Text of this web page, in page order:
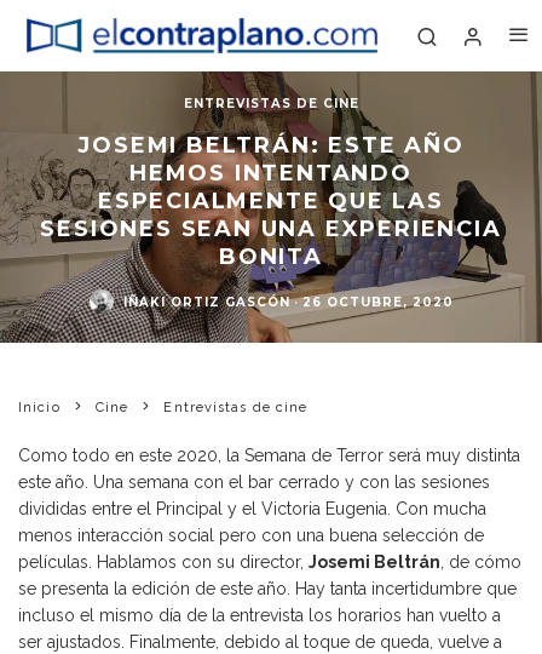
ENTREVISTAS DE CINE
JOSEMI BELTRÁN: ESTE AÑO
HEMOS INTENTANDO
ESPECIALMENTE QUE LAS
SESIONES SEAN UNA EXPERIENCIA
BONITA
IÑAKI ORTIZ GASCÓN · 26 OCTUBRE, 2020
Inicio Cine Entrevistas de cine
Como todo en este 2020, la Semana de Terror será muy distinta
este año. Una semana con el bar cerrado y con las sesiones
divididas entre el Principal y el Victoria Eugenia. Con mucha
menos interacción social pero con una buena selección de
películas. Hablamos con su director, Josemi Beltrán , de cómo
se presenta la edición de este año. Hay tanta incertidumbre que
incluso el mismo día de la entrevista los horarios han vuelto a
ser ajustados. Finalmente, debido al toque de queda, vuelve a